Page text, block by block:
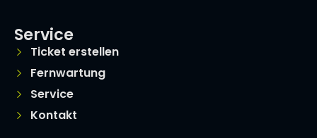
Service
Ticket erstellen
Fernwartung
Service
Kontakt